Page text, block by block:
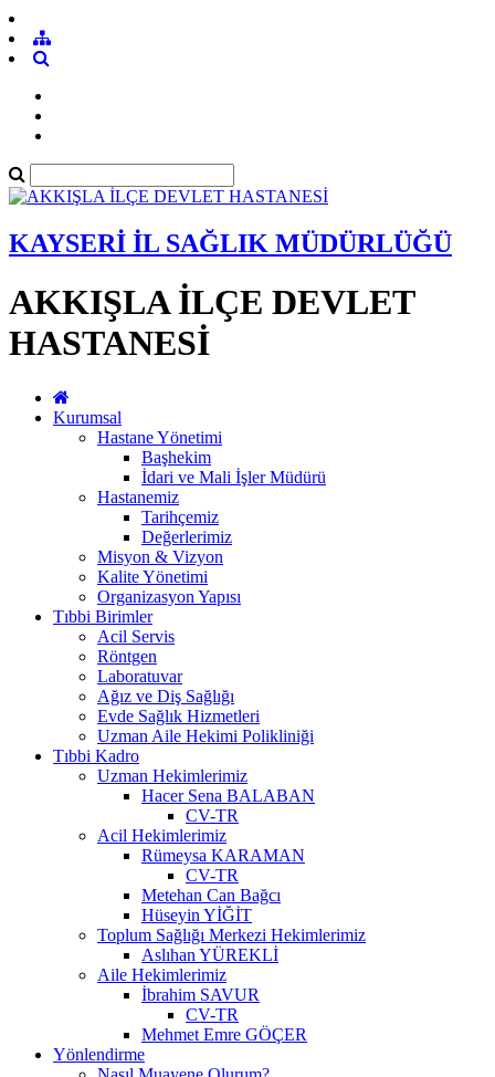
KAYSERİ İL SAĞLIK MÜDÜRLÜĞÜ
AKKIŞLA İLÇE DEVLET
HASTANESİ
Kurumsal
Hastane Yönetimi
Başhekim
İdari ve Mali İşler Müdürü
Hastanemiz
Tarihçemiz
Değerlerimiz
Misyon & Vizyon
Kalite Yönetimi
Organizasyon Yapısı
Tıbbi Birimler
Acil Servis
Röntgen
Laboratuvar
Ağız ve Diş Sağlığı
Evde Sağlık Hizmetleri
Uzman Aile Hekimi Polikliniği
Tıbbi Kadro
Uzman Hekimlerimiz
Hacer Sena BALABAN
CV-TR
Acil Hekimlerimiz
Rümeysa KARAMAN
CV-TR
Metehan Can Bağcı
Hüseyin YİĞİT
Toplum Sağlığı Merkezi Hekimlerimiz
Aslıhan YÜREKLİ
Aile Hekimlerimiz
İbrahim SAVUR
CV-TR
Mehmet Emre GÖÇER
Yönlendirme